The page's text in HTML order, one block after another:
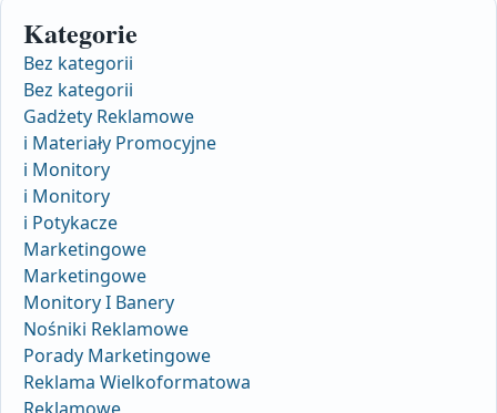
Kategorie
Bez kategorii
Bez kategorii
Gadżety Reklamowe
i Materiały Promocyjne
i Monitory
i Monitory
i Potykacze
Marketingowe
Marketingowe
Monitory I Banery
Nośniki Reklamowe
Porady Marketingowe
Reklama Wielkoformatowa